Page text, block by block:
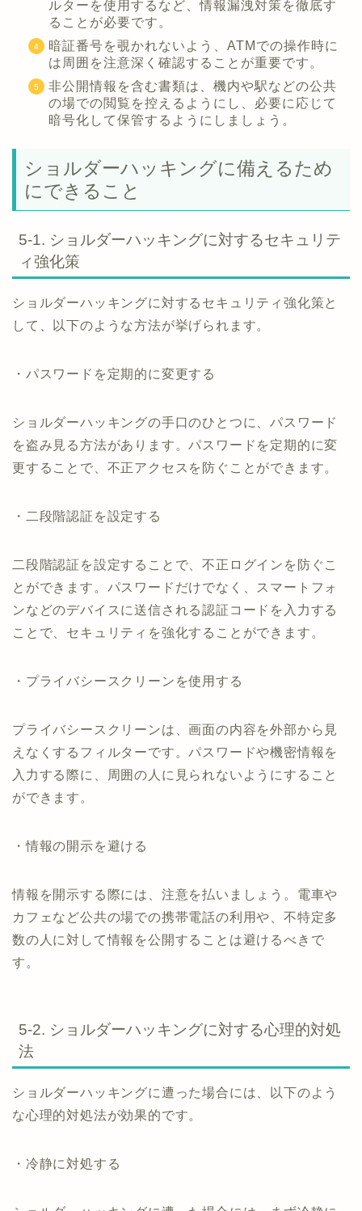
ルターを使用するなど、情報漏洩対策を徹底す
ることが必要です。
暗証番号を覗かれないよう、ATMでの操作時に
は周囲を注意深く確認することが重要です。
非公開情報を含む書類は、機内や駅などの公共
の場での閲覧を控えるようにし、必要に応じて
暗号化して保管するようにしましょう。
ショルダーハッキングに備えるため
にできること
5-1. ショルダーハッキングに対するセキュリテ
ィ強化策
ショルダーハッキングに対するセキュリティ強化策と
して、以下のような方法が挙げられます。
・パスワードを定期的に変更する
ショルダーハッキングの手口のひとつに、パスワード
を盗み見る方法があります。パスワードを定期的に変
更することで、不正アクセスを防ぐことができます。
・二段階認証を設定する
二段階認証を設定することで、不正ログインを防ぐこ
とができます。パスワードだけでなく、スマートフォ
ンなどのデバイスに送信される認証コードを入力する
ことで、セキュリティを強化することができます。
・プライバシースクリーンを使用する
プライバシースクリーンは、画面の内容を外部から見
えなくするフィルターです。パスワードや機密情報を
入力する際に、周囲の人に見られないようにすること
ができます。
・情報の開示を避ける
情報を開示する際には、注意を払いましょう。電車や
カフェなど公共の場での携帯電話の利用や、不特定多
数の人に対して情報を公開することは避けるべきで
す。
5-2. ショルダーハッキングに対する心理的対処
法
ショルダーハッキングに遭った場合には、以下のよう
な心理的対処法が効果的です。
・冷静に対処する